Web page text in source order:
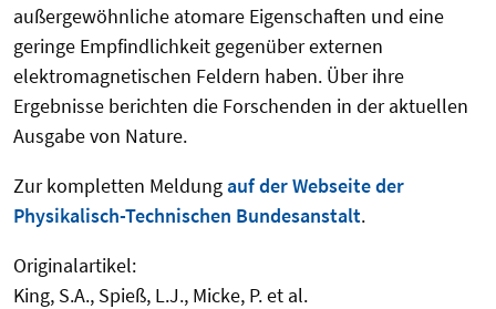
außergewöhnliche atomare Eigenschaften und eine
geringe Empfindlichkeit gegenüber externen
elektromagnetischen Feldern haben. Über ihre
Ergebnisse berichten die Forschenden in der aktuellen
Ausgabe von Nature.
Zur kompletten Meldungauf der Webseite der
Physikalisch-Technischen Bundesanstalt.
Originalartikel:
King, S.A., Spieß, L.J., Micke, P. et al.